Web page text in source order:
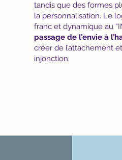
tandis que des formes
la personnalisation. Le
franc et dynamique au
passage de l’envie à
créer de l’attachement
injonction.